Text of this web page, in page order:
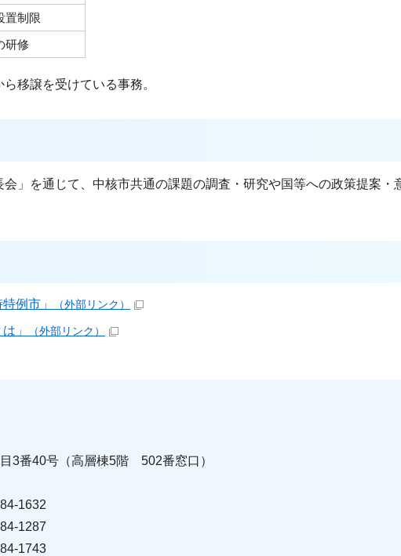
置制限
研修
移譲を受けている事務。
」を通じて、中核市共通の課題の調査・研究や国等への政策提案・
例市」 （外部リンク）
」 （外部リンク）
3番40号（高層棟5階 502番窓口）
1632
1287
1743